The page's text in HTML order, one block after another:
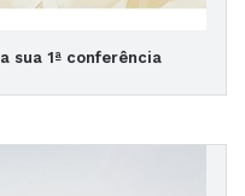
sua 1ª conferência